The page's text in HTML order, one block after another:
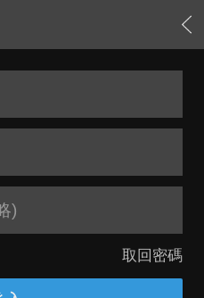
)
取回密碼